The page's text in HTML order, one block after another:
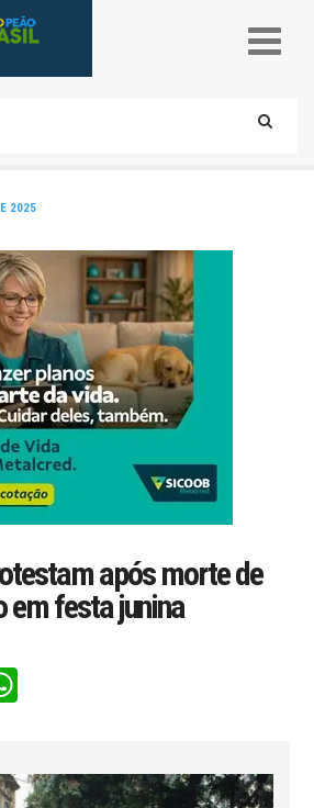
2025
após morte de
em festa junina